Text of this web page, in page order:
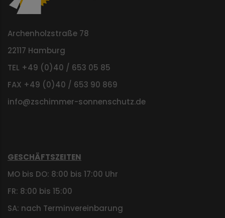
Archenholzstraße 78
22117 Hamburg
TEL +49 (0)40 / 653 05 85
FAX +49 (0)40 / 653 90 869
info@zschimmer-sonnenschutz.de
GESCHÄFTSZEITEN
MO bis DO: 8:00 bis 17:00 Uhr
FR: 8:00 bis 15:00
SA: nach Terminvereinbarung